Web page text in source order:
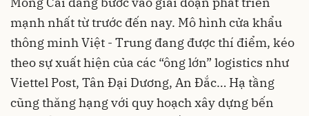
mạnh nhất từ trước đến nay. Mô hình cửa khẩu
thông minh Việt - Trung đang được thí điểm, kéo
theo sự xuất hiện của các “ông lớn” logistics như
Viettel Post, Tân Đại Dương, An Đắc… Hạ tầng
cũng thăng hạng với quy hoạch xây dựng bến